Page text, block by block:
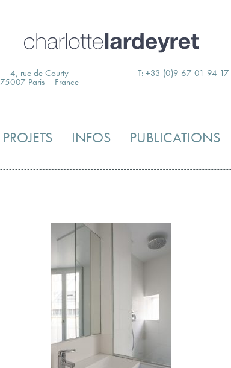
Skip
to
4, rue de Courty
75007 Paris – France
T: +33 (0)9 67 01 94 17
PROJETS INFOS PUBLICATIONS